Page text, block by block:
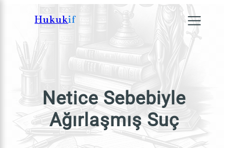
Hukukif
Netice Sebebiyle
Ağırlaşmış Suç